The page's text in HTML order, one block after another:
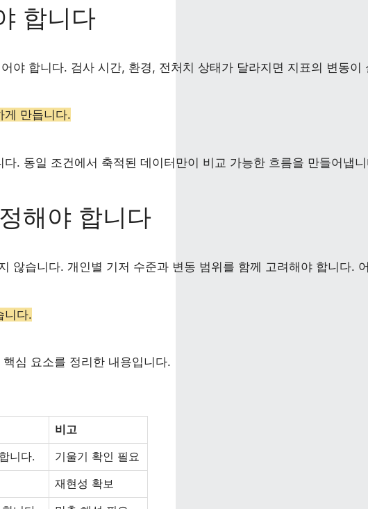
합니다
야 합니다. 검사 시간, 환경, 전처치 상태가 달라지면 지표의 변
게 만듭니다.
. 동일 조건에서 축적된 데이터만이 비교 가능한 흐름을 만들어냅
해야 합니다
않습니다. 개인별 기저 수준과 변동 범위를 함께 고려해야 합니
니다.
심 요소를 정리한 내용입니다.
비고
니다.
기울기 확인 필요
재현성 확보